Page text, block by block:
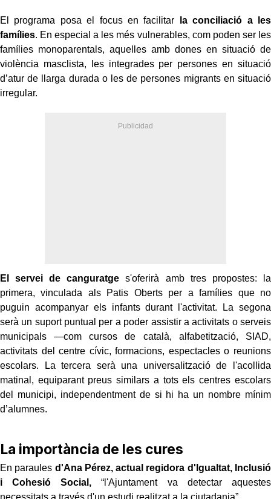
El programa posa el focus en facilitar
la conciliació a les
famílies. En especial a les més vulnerables, com poden ser les
famílies monoparentals, aquelles amb dones en situació de
violència masclista, les integrades per persones en situació
d’atur de llarga durada o les de persones migrants en situació
irregular.
El servei de canguratge s'oferirà amb tres propostes: la
primera, vinculada als Patis Oberts per a famílies que no
puguin acompanyar els infants durant l'activitat. La segona
serà un suport puntual per a poder assistir a activitats o serveis
municipals —com cursos de català, alfabetització, SIAD,
activitats del centre cívic, formacions, espectacles o reunions
escolars. La tercera serà una universalització de l'acollida
matinal, equiparant preus similars a tots els centres escolars
del municipi, independentment de si hi ha un nombre mínim
d’alumnes.
La importància de les cures
En paraules d'Ana Pérez, actual regidora d'Igualtat, Inclusió
i Cohesió Social, “l'Ajuntament va detectar aquestes
necessitats a través d'un estudi realitzat a la ciutadania”.